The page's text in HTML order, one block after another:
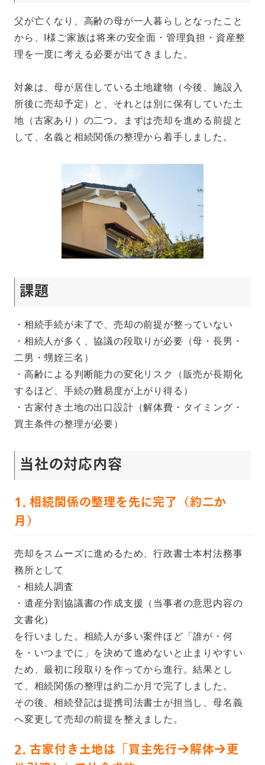
父が亡くなり、高齢の母が一人暮らしとなったこと
から、I様ご家族は将来の安全面・管理負担・資産整
理を一度に考える必要が出てきました。
対象は、母が居住している土地建物（今後、施設入
所後に売却予定）と、それとは別に保有していた土
地（古家あり）の二つ。まずは売却を進める前提と
して、名義と相続関係の整理から着手しました。
課題
・相続手続が未了で、売却の前提が整っていない
・相続人が多く、協議の段取りが必要（母・長男・
二男・甥姪三名）
・高齢による判断能力の変化リスク（販売が長期化
するほど、手続の難易度が上がり得る）
・古家付き土地の出口設計（解体費・タイミング・
買主条件の整理が必要）
当社の対応内容
1. 相続関係の整理を先に完了（約二か
月）
売却をスムーズに進めるため、行政書士本村法務事
務所として
・相続人調査
・遺産分割協議書の作成支援（当事者の意思内容の
文書化）
を行いました。相続人が多い案件ほど「誰が・何
を・いつまでに」を決めて進めないと止まりやすい
ため、最初に段取りを作ってから進行。結果とし
て、相続関係の整理は約二か月で完了しました。
その後、相続登記は提携司法書士が担当し、母名義
へ変更して売却の前提を整えました。
2. 古家付き土地は「買主先行→解体→更